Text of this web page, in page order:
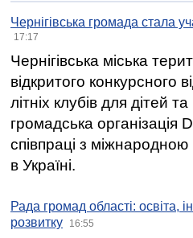
Чернігівська громада стала
17:17
Чернігівська міська
відкритого конкурсного
літніх клубів для дітей
громадська
співпраці з
в Україні.
Рада громад області: освіта,
розвитку
16:55